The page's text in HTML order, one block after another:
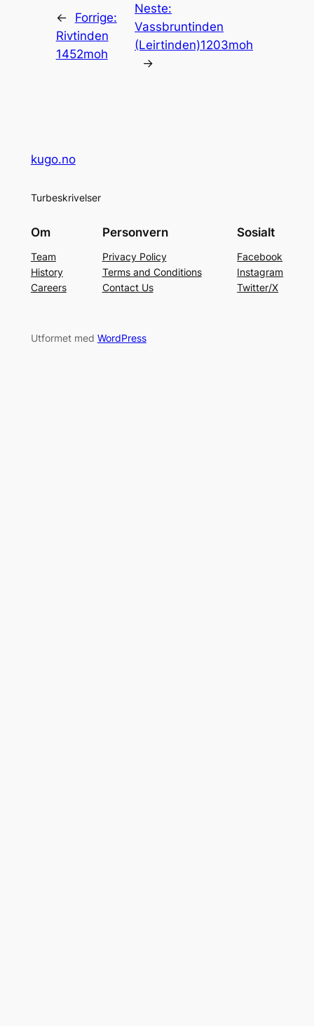
←
Forrige:
Rivtinden
1452moh
Neste:
Vassbruntinden
(Leirtinden)1203moh
→
kugo.no
Turbeskrivelser
Om
Team
History
Careers
Personvern
Privacy Policy
Terms and Conditions
Contact Us
Sosialt
Facebook
Instagram
Twitter/X
Utformet med WordPress